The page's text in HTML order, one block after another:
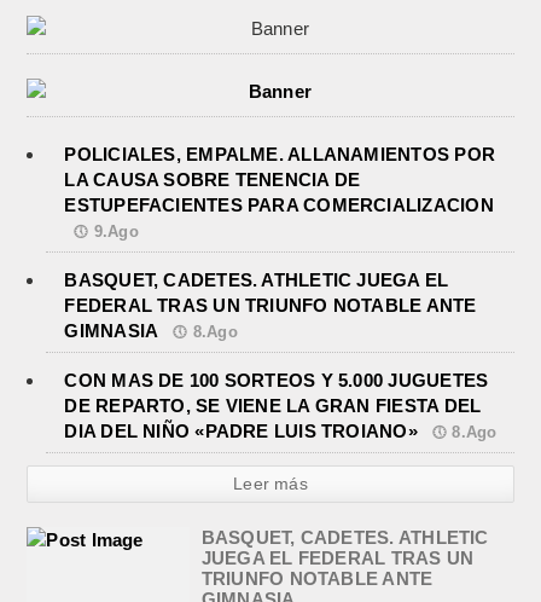
POLICIALES, EMPALME. ALLANAMIENTOS POR
LA CAUSA SOBRE TENENCIA DE
ESTUPEFACIENTES PARA COMERCIALIZACION
9.Ago
BASQUET, CADETES. ATHLETIC JUEGA EL
FEDERAL TRAS UN TRIUNFO NOTABLE ANTE
GIMNASIA
8.Ago
CON MAS DE 100 SORTEOS Y 5.000 JUGUETES
DE REPARTO, SE VIENE LA GRAN FIESTA DEL
DIA DEL NIÑO «PADRE LUIS TROIANO»
8.Ago
Leer más
BASQUET, CADETES. ATHLETIC
JUEGA EL FEDERAL TRAS UN
TRIUNFO NOTABLE ANTE